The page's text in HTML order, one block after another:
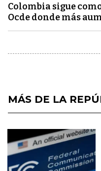
Colombia sigue
Ocde donde más
MÁS DE LA